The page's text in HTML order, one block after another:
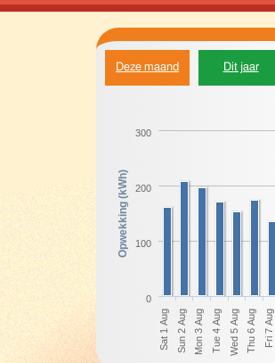
Deze maand Dit jaar
Opwekking (kWh)
Sat 1 Aug Sun 2 Aug Mon 3 Aug Tue 4 Aug Wed 5 Aug Thu 6 Aug Fri 7 Aug
0
100
200
300